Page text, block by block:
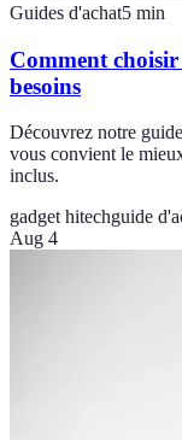
Guides d'achat5 min
Comment
besoins
Découvrez notre
vous convient le
inclus.
gadget hitechguide
Aug 4